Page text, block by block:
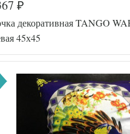
₽
декоративная TANGO
45х45